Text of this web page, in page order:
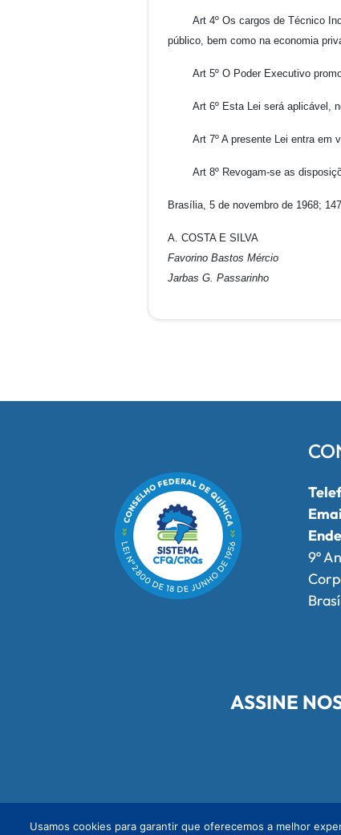
Art 4º Os cargos de Técnico
público, bem como na economia
Art 5º O Poder Executivo
Art 6º Esta Lei será aplicável, no
Art 7º A presente Lei entra em
Art 8º Revogam-se as
Brasília, 5 de novembro de 1968;
A. COSTA E SILVA
Favorino Bastos Mércio
Jarbas G. Passarinho
9º
ASSINE
Redes Sociais do Conselho
Usamos cookies para garantir que oferecemos a melhor